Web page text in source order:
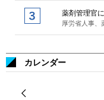
薬剤管理官
厚労省人事、
カレンダー